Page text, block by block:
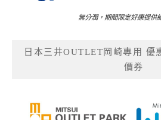
無分潤，期間限定好康提供
日本三井OUTLET岡崎專用 優
價券